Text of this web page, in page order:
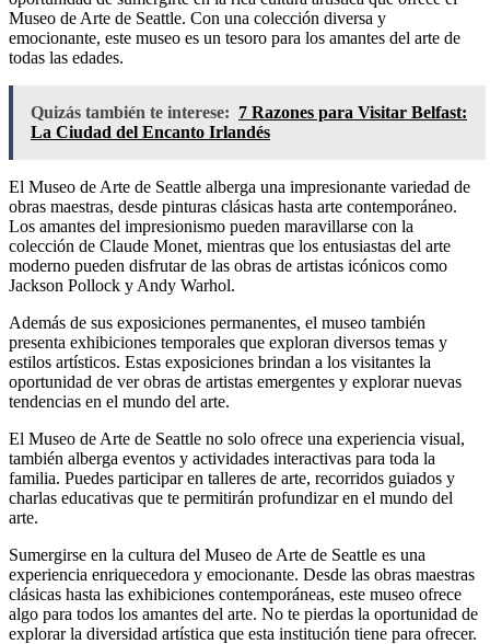
Museo de Arte de Seattle. Con una colección diversa y
emocionante, este museo es un tesoro para los amantes del arte de
todas las edades.
Quizás también te interese: 7 Razones para Visitar Belfast:
La Ciudad del Encanto Irlandés
El Museo de Arte de Seattle alberga una impresionante variedad de
obras maestras, desde pinturas clásicas hasta arte contemporáneo.
Los amantes del impresionismo pueden maravillarse con la
colección de Claude Monet, mientras que los entusiastas del arte
moderno pueden disfrutar de las obras de artistas icónicos como
Jackson Pollock y Andy Warhol.
Además de sus exposiciones permanentes, el museo también
presenta exhibiciones temporales que exploran diversos temas y
estilos artísticos. Estas exposiciones brindan a los visitantes la
oportunidad de ver obras de artistas emergentes y explorar nuevas
tendencias en el mundo del arte.
El Museo de Arte de Seattle no solo ofrece una experiencia visual,
también alberga eventos y actividades interactivas para toda la
familia. Puedes participar en talleres de arte, recorridos guiados y
charlas educativas que te permitirán profundizar en el mundo del
arte.
Sumergirse en la cultura del Museo de Arte de Seattle es una
experiencia enriquecedora y emocionante. Desde las obras maestras
clásicas hasta las exhibiciones contemporáneas, este museo ofrece
algo para todos los amantes del arte. No te pierdas la oportunidad de
explorar la diversidad artística que esta institución tiene para ofrecer.